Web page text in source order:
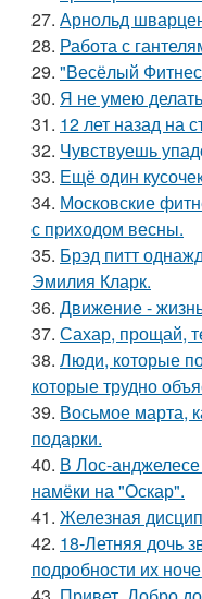
27. Арнольд
28. Работа с
29. "Весёлый
30. Я не умею
31. 12 лет назад на
32. Чувствуешь
33. Ещё один
34. Московские
с приходом весны.
35. Брэд питт
Эмилия Кларк.
36. Движение -
37. Сахар, прощай,
38. Люди, которые
которые трудно
39. Восьмое марта,
подарки.
40. В Лос-
намёки на "Оскар".
41. Железная
42. 18-Летняя дочь
подробности их